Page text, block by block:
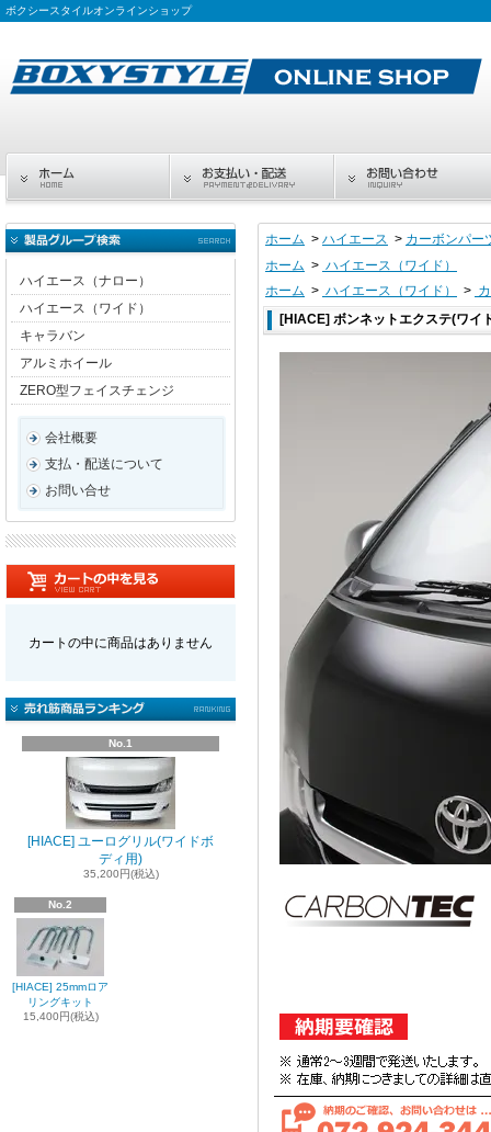
ボクシースタイルオンラインショップ
ハイエース（ナロー）
ハイエース（ワイド）
キャラバン
アルミホイール
ZERO型フェイスチェンジ
会社概要
支払・配送について
お問い合せ
カートの中に商品はありません
No.1
[HIACE] ユーログリル(ワイドボ
ディ用)
35,200円(税込)
No.2
[HIACE] 25mmロア
リングキット
15,400円(税込)
ホーム > ハイエース > カーボンパー
ホーム > ハイエース（ワイド）
ホーム > ハイエース（ワイド） >
[HIACE] ボンネットエクステ(ワイ